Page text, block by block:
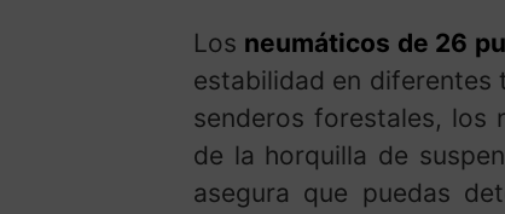
Los neumáticos de 26
estabilidad en diferentes
senderos forestales, los
de la horquilla de
asegura que puedas